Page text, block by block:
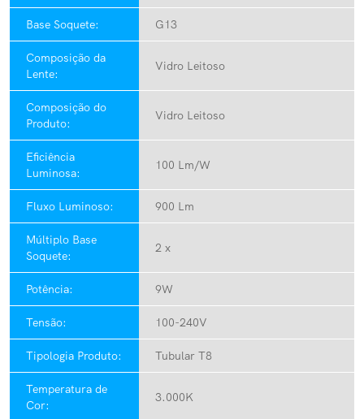
Base Soquete: G13
Composição da
Lente:
Vidro Leitoso
Composição do
Produto:
Vidro Leitoso
Eficiência
Luminosa:
100 Lm/W
Fluxo Luminoso: 900 Lm
Múltiplo Base
Soquete:
2 x
Potência: 9W
Tensão: 100-240V
Tipologia Produto: Tubular T8
Temperatura de
Cor:
3.000K